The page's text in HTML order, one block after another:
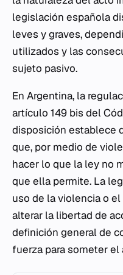
legislación española
leves y graves,
utilizados y las
sujeto pasivo.
En Argentina, la
artículo 149 bis del
disposición establece
que, por medio de
hacer lo que la ley no
que ella permite. La
uso de la violencia o
alterar la libertad de
definición general de
fuerza para someter el